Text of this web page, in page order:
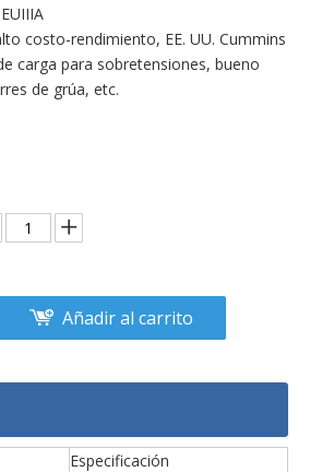
costo-rendimiento, EE. UU. Cummins
carga para sobretensiones, bueno
de grúa, etc.
Añadir al carrito
Especificación